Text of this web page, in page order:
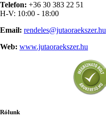
Telefon: +36 30 383 22 51
H-V: 10:00 - 18:00
Email: rendeles@jutaoraekszer.hu
Web: www.jutaoraekszer.hu
Rólunk